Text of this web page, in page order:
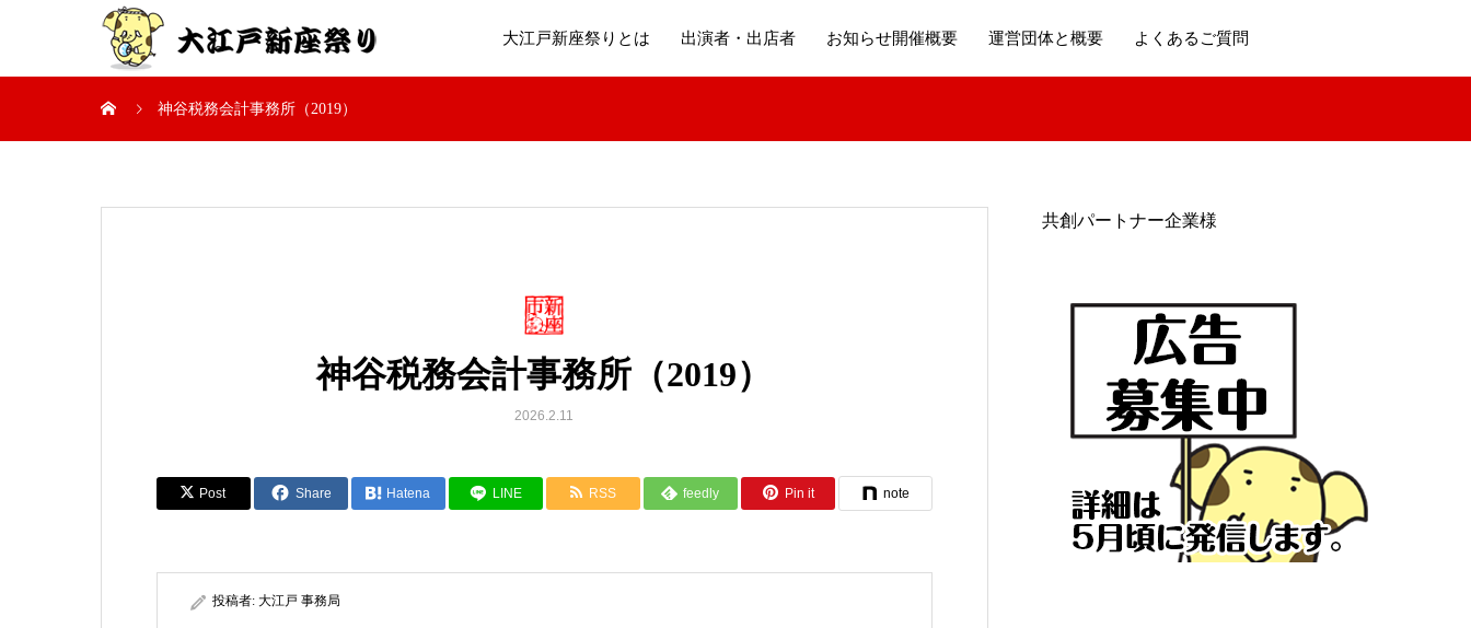
大江戸新座祭りとは 出演者・出店者 お知らせ開催概要 運営団体と概要 よくあるご質問
神谷税務会計事務所（2019）
神谷税務会計事務所（2019）
2026.2.11
Post Share Hatena LINE RSS feedly Pin it note
投稿者: 大江戸 事務局
共創パートナー企業様